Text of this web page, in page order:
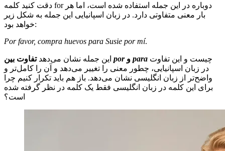
دقت کنید کلمه for دوباره در این جمله استفاده شده است، اما هر
بار معنی متفاوتی دارد. در زبان اسپانیایی این جمله به شکل زیر
خواهد بود:
Por favor, compra huevos para Susie por mí.
این جمله نشان می‌دهد por para
در زبان اسپانیایی، چطور معنی را تغییر می‌دهد و آن را کامل‌تر و
واضح‌تر از زبان انگلیسی نشان می‌دهد. باز هم باید تکرار کنیم چرا
برای این کلمه در زبان انگلیسی فقط یک کلمه در نظر گرفته شده
است؟